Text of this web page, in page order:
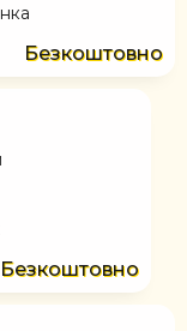
Безкоштовно
Безкоштовно